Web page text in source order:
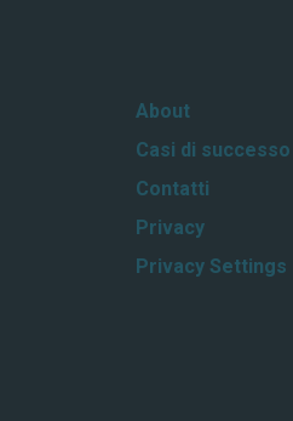
About
Casi di successo
Contatti
Privacy
Privacy Settings